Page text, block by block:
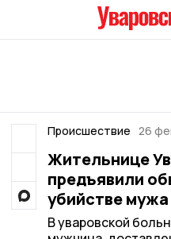
Происшествие 26
Жительнице
предъявили
убийстве мужа
В уваровской